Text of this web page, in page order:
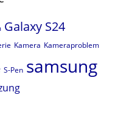
Galaxy S24
Kamera Kameraproblem
S-Pen samsung